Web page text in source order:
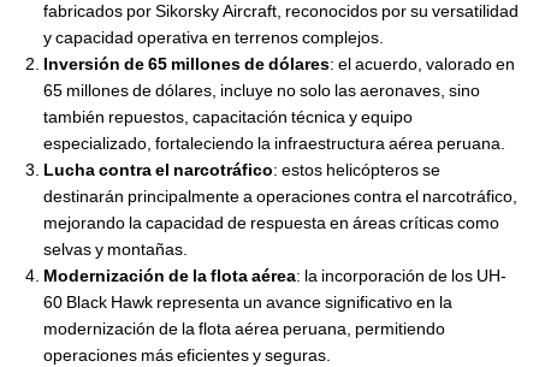
fabricados por Sikorsky Aircraft, reconocidos por su versatilidad
y capacidad operativa en terrenos complejos.
Inversión de 65 millones de dólares: el acuerdo, valorado en
65 millones de dólares, incluye no solo las aeronaves, sino
también repuestos, capacitación técnica y equipo
especializado, fortaleciendo la infraestructura aérea peruana.
Lucha contra el narcotráfico: estos helicópteros se
destinarán principalmente a operaciones contra el narcotráfico,
mejorando la capacidad de respuesta en áreas críticas como
selvas y montañas.
Modernización de la flota aérea: la incorporación de los UH-
60 Black Hawk representa un avance significativo en la
modernización de la flota aérea peruana, permitiendo
operaciones más eficientes y seguras.